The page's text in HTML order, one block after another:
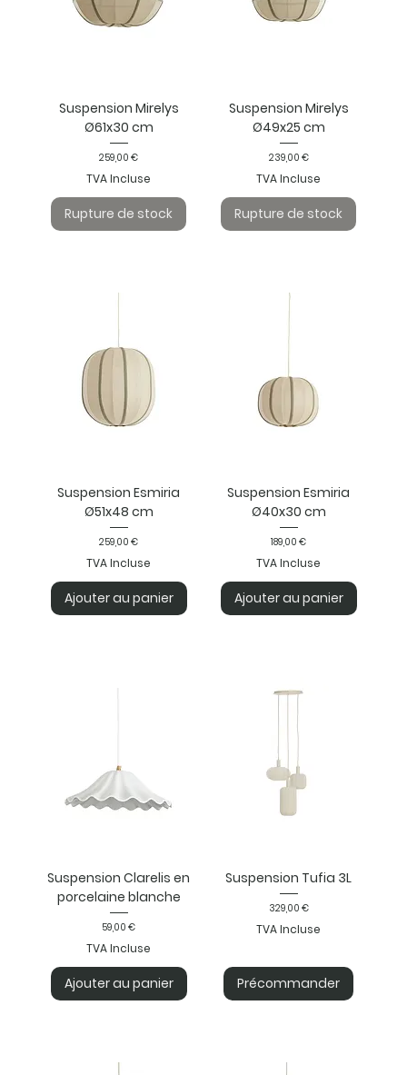
Suspension Mirelys
Ø61x30 cm
Prix
259,00 €
TVA Incluse
Rupture de stock
Suspension Mirelys
Ø49x25 cm
Prix
239,00 €
TVA Incluse
Rupture de stock
Suspension Esmiria
Ø51x48 cm
Prix
259,00 €
TVA Incluse
Ajouter au panier
Suspension Esmiria
Ø40x30 cm
Prix
189,00 €
TVA Incluse
Ajouter au panier
Suspension Clarelis en
porcelaine blanche
Prix
59,00 €
TVA Incluse
Ajouter au panier
Suspension Tufia 3L
Prix
329,00 €
TVA Incluse
Précommander